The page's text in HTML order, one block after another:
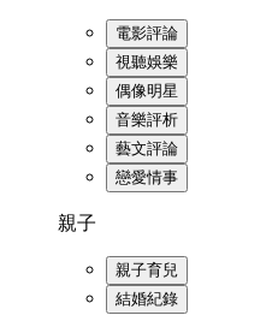
電影評論
視聽娛樂
偶像明星
音樂評析
藝文評論
戀愛情事
親子
親子育兒
結婚紀錄